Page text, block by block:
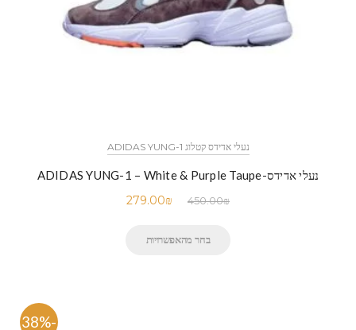
נעלי אדידס קטלוג ADIDAS YUNG-1
נעלי אדידס-ADIDAS YUNG-1 – White & Purple Taupe
450.00₪
279.00₪
בחר מהאפשרויות
-38%